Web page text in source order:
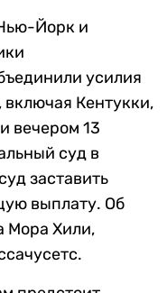
Йорк и
усилия
Кентукки,
вечером 13
суд в
заставить
выплату. Об
Мора Хили,